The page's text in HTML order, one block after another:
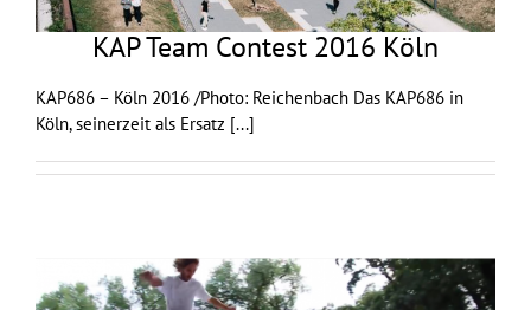
KAP Team Contest 2016 Köln
KAP686 – Köln 2016 /Photo: Reichenbach Das KAP686 in
Köln, seinerzeit als Ersatz [...]